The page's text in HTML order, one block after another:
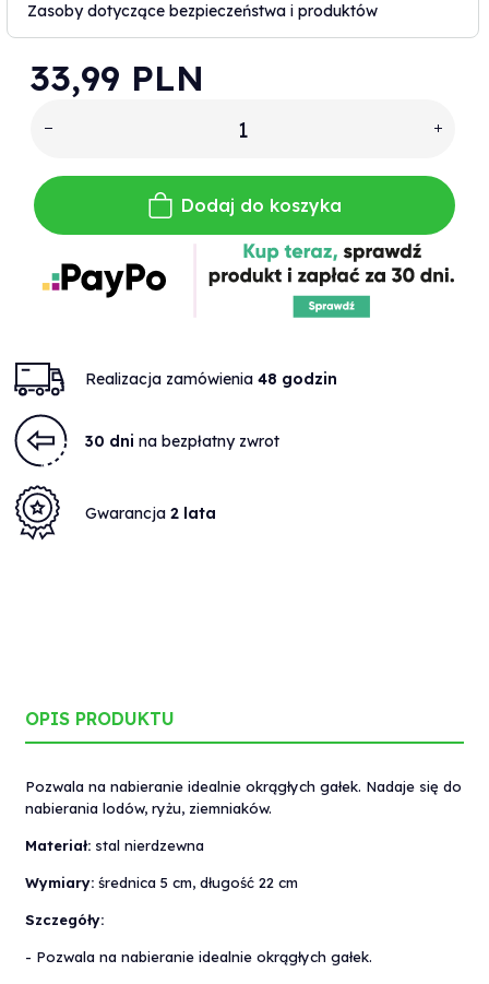
Zasoby dotyczące bezpieczeństwa i produktów
33,99 PLN
Dodaj do koszyka
Realizacja zamówienia 48 godzin
30 dni na bezpłatny zwrot
Gwarancja 2 lata
OPIS PRODUKTU
Pozwala na nabieranie idealnie okrągłych gałek. Nadaje się do
nabierania lodów, ryżu, ziemniaków.
Materiał: stal nierdzewna
Wymiary: średnica 5 cm, długość 22 cm
Szczegóły:
- Pozwala na nabieranie idealnie okrągłych gałek.